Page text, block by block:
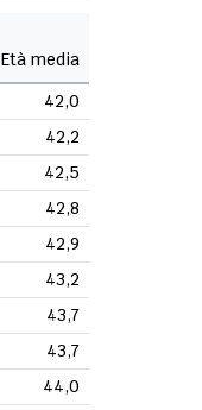
Età media
42,0
42,2
42,5
42,8
42,9
43,2
43,7
43,7
44,0